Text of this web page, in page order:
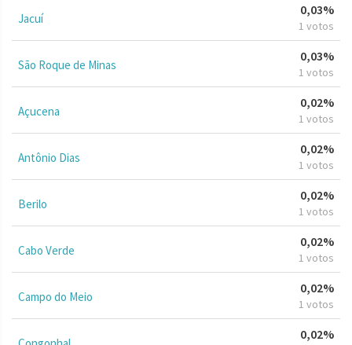
Jacuí
0,03%
1 votos
São Roque de Minas
0,03%
1 votos
Açucena
0,02%
1 votos
Antônio Dias
0,02%
1 votos
Berilo
0,02%
1 votos
Cabo Verde
0,02%
1 votos
Campo do Meio
0,02%
1 votos
0,02%